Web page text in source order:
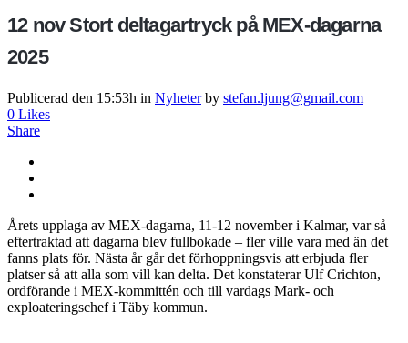
12 novStort deltagartryck på MEX-dagarna
2025
Publicerad den 15:53h in Nyheter by stefan.ljung@gmail.com
0 Likes
Share
Årets upplaga av MEX-dagarna, 11-12 november i Kalmar, var så
eftertraktad att dagarna blev fullbokade – fler ville vara med än det
fanns plats för. Nästa år går det förhoppningsvis att erbjuda fler
platser så att alla som vill kan delta. Det konstaterar Ulf Crichton,
ordförande i MEX-kommittén och till vardags Mark- och
exploateringschef i Täby kommun.